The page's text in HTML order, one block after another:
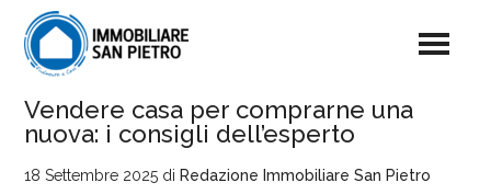
Vendere casa per comprarne una
nuova: i consigli dell’esperto
18 Settembre 2025 di Redazione Immobiliare San Pietro